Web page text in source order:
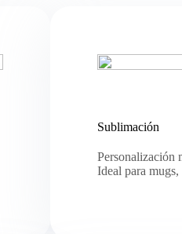
Sublimación
Personalización
Ideal para